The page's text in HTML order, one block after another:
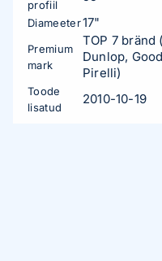
profiil
Diameeter17"
Premium
mark
TOP 7 bränd
Dunlop,
Pirelli)
Toode
lisatud
2010-10-19